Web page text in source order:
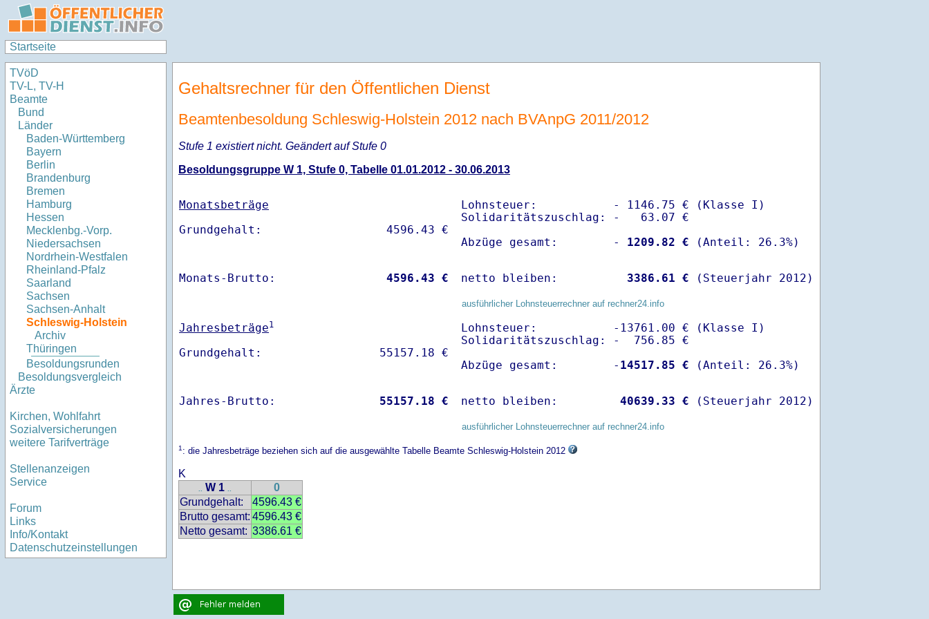
Startseite
TVöD
TV-L, TV-H
Beamte
Bund
Länder
Baden-Württemberg
Bayern
Berlin
Brandenburg
Bremen
Hamburg
Hessen
Mecklenbg.-Vorp.
Niedersachsen
Nordrhein-Westfalen
Rheinland-Pfalz
Saarland
Sachsen
Sachsen-Anhalt
Schleswig-Holstein
Archiv
Thüringen
Besoldungsrunden
Besoldungsvergleich
Ärzte
Kirchen, Wohlfahrt
Sozialversicherungen
weitere Tarifverträge
Stellenanzeigen
Service
Forum
Links
Info/Kontakt
Datenschutzeinstellungen
Gehaltsrechner für den Öffentlichen Dienst
Beamtenbesoldung Schleswig-Holstein 2012 nach BVAnpG 2011/2012
Stufe 1 existiert nicht. Geändert auf Stufe 0
Besoldungsgruppe W 1, Stufe 0, Tabelle 01.01.2012 - 30.06.2013
Monatsbeträge
Lohnsteuer:           - 1146.75 € (Klasse I)
Solidaritätszuschlag: -   63.07 €
Abzüge gesamt:        -
1209.82 €
Monats-Brutto: 4596.43 € netto bleiben: 3386.61 € (Steuerjahr 2012)
ausführlicher Lohnsteuerrechner auf rechner24.info
Jahresbeträge1
Lohnsteuer:           -13761.00 € (Klasse I)
Solidaritätszuschlag: -  756.85 €
Abzüge gesamt:        - 14517.85 €
Jahres-Brutto: 55157.18 € netto bleiben: 40639.33 € (Steuerjahr 2012)
ausführlicher Lohnsteuerrechner auf rechner24.info
1: die Jahresbeträge beziehen sich auf die ausgewählte Tabelle Beamte Schleswig-Holstein 2012
K
.. W 1 ..
0
Grundgehalt:
4596.43 €
Brutto gesamt: 4596.43 €
Netto gesamt: 3386.61 €